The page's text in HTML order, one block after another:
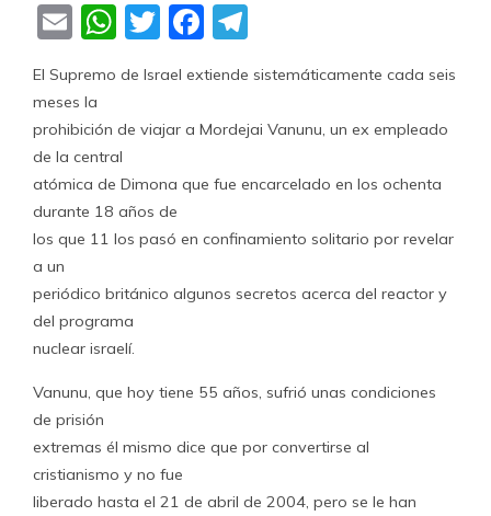
EmailWhatsApp
TwitterFacebook
El Supremo de Israel extiende sistemáticamente cada seis
meses la
prohibición de viajar a Mordejai Vanunu, un ex empleado
de la central
atómica de Dimona que fue encarcelado en los ochenta
durante 18 años de
los que 11 los pasó en confinamiento solitario por revelar
a un
periódico británico algunos secretos acerca del reactor y
del programa
nuclear israelí.
Vanunu, que hoy tiene 55 años, sufrió unas condiciones
de prisión
extremas él mismo dice que por convertirse al
cristianismo y no fue
liberado hasta el 21 de abril de 2004, pero se le han